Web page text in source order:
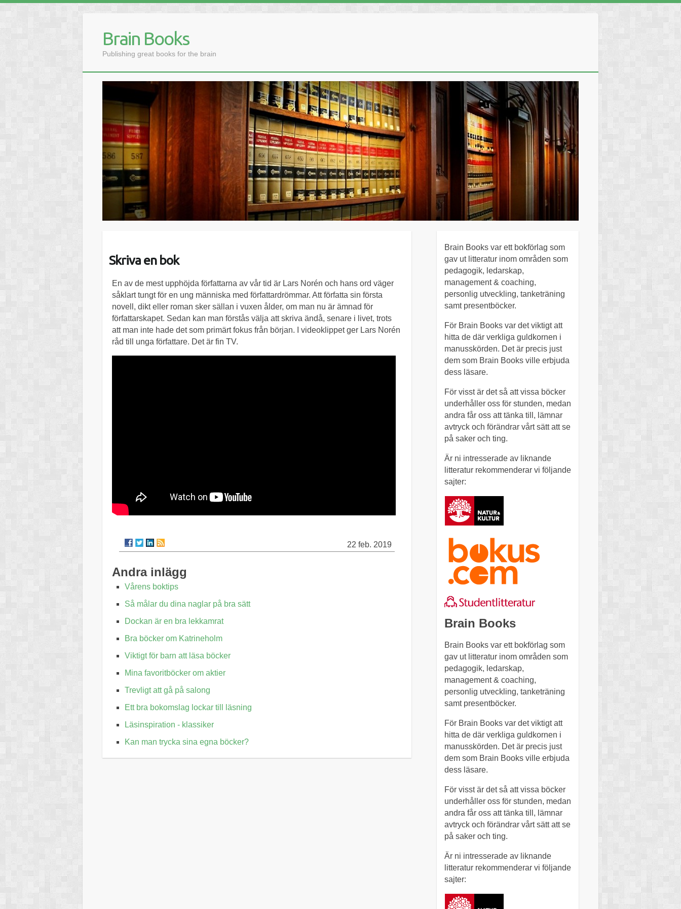
Brain Books
Publishing great books for the brain
Skriva en bok
En av de mest upphöjda författarna av vår tid är Lars Norén och hans ord väger
såklart tungt för en ung människa med författardrömmar. Att författa sin första
novell, dikt eller roman sker sällan i vuxen ålder, om man nu är ämnad för
författarskapet. Sedan kan man förstås välja att skriva ändå, senare i livet, trots
att man inte hade det som primärt fokus från början. I videoklippet ger Lars Norén
råd till unga författare. Det är fin TV.
22 feb. 2019
Andra inlägg
Vårens boktips
Så målar du dina naglar på bra sätt
Dockan är en bra lekkamrat
Bra böcker om Katrineholm
Viktigt för barn att läsa böcker
Mina favoritböcker om aktier
Trevligt att gå på salong
Ett bra bokomslag lockar till läsning
Läsinspiration - klassiker
Kan man trycka sina egna böcker?
Brain Books var ett bokförlag som
gav ut litteratur inom områden som
pedagogik, ledarskap,
management & coaching,
personlig utveckling, tanketräning
samt presentböcker.
För Brain Books var det viktigt att
hitta de där verkliga guldkornen i
manusskörden. Det är precis just
dem som Brain Books ville erbjuda
dess läsare.
För visst är det så att vissa böcker
underhåller oss för stunden, medan
andra får oss att tänka till, lämnar
avtryck och förändrar vårt sätt att se
på saker och ting.
Är ni intresserade av liknande
litteratur rekommenderar vi följande
sajter:
Brain Books
Brain Books var ett bokförlag som
gav ut litteratur inom områden som
pedagogik, ledarskap,
management & coaching,
personlig utveckling, tanketräning
samt presentböcker.
För Brain Books var det viktigt att
hitta de där verkliga guldkornen i
manusskörden. Det är precis just
dem som Brain Books ville erbjuda
dess läsare.
För visst är det så att vissa böcker
underhåller oss för stunden, medan
andra får oss att tänka till, lämnar
avtryck och förändrar vårt sätt att se
på saker och ting.
Är ni intresserade av liknande
litteratur rekommenderar vi följande
sajter: